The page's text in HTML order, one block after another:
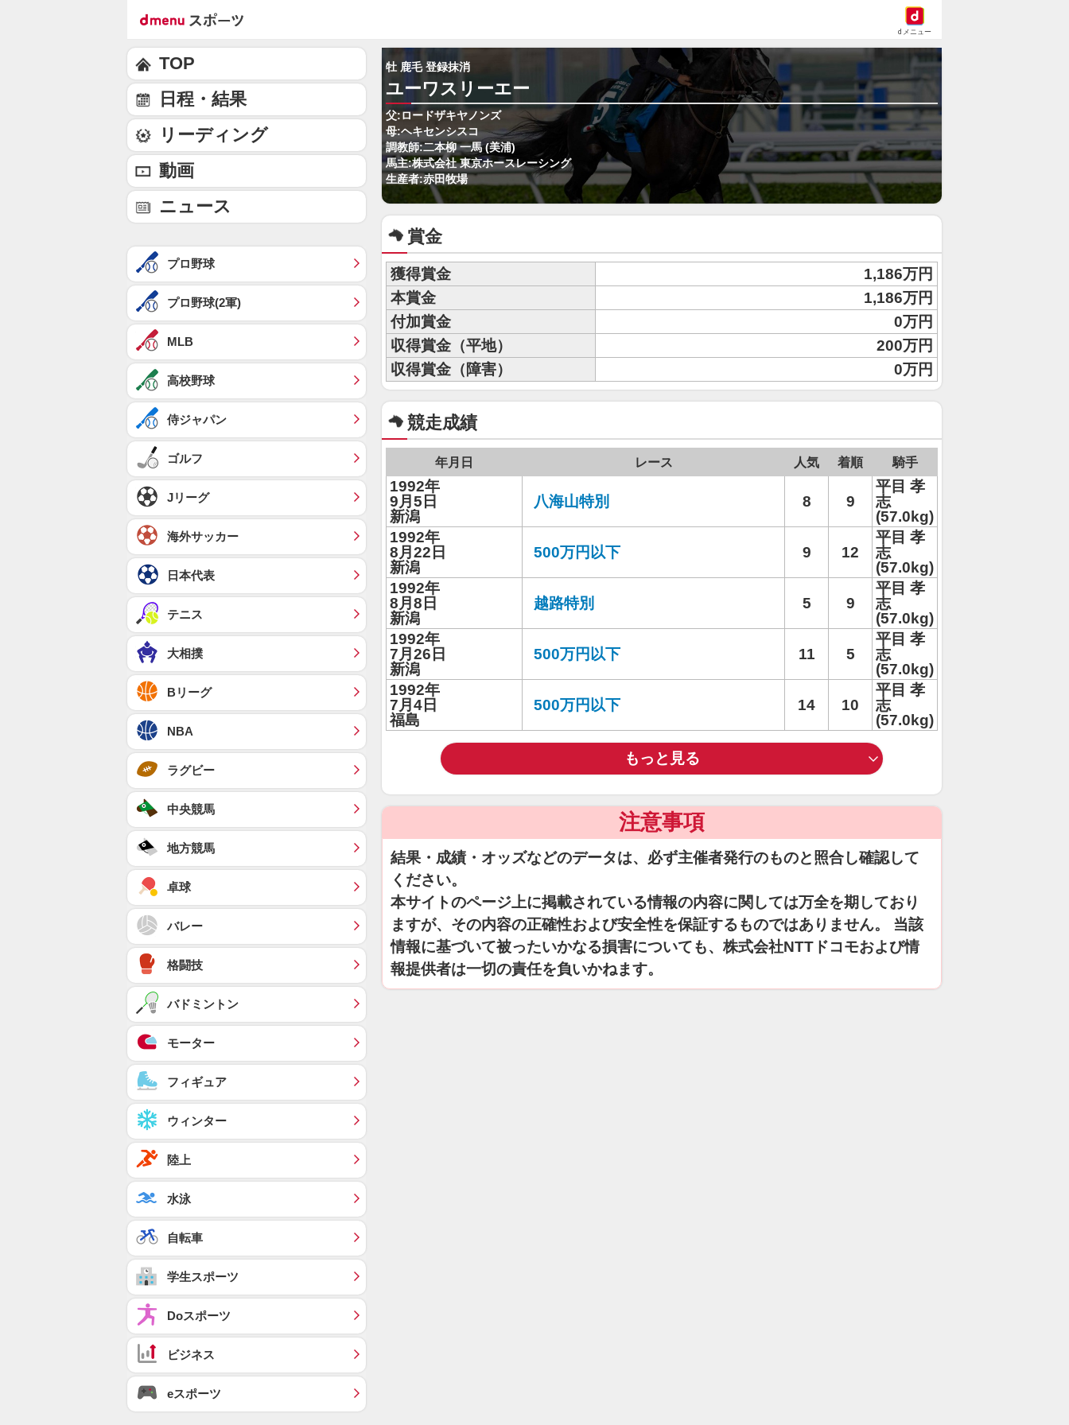
dメニュー
牡 鹿毛 登録抹消
ユーワスリーエー
父:ロードザキヤノンズ
母:ヘキセンシスコ
調教師:二本柳 一馬 (美浦)
馬主:株式会社 東京ホースレーシング
生産者:赤田牧場
賞金
獲得賞金
1,186万円
本賞金
1,186万円
付加賞金
0万円
収得賞金（平地）
200万円
収得賞金（障害）
0万円
競走成績
年月日 レース 人気 着順 騎手
1992年
9月5日
新潟
八海山特別 8 9
平目 孝
志
(57.0kg)
1992年
8月22日
新潟
500万円以下 9 12
平目 孝
志
(57.0kg)
1992年
8月8日
新潟
越路特別 5 9
平目 孝
志
(57.0kg)
1992年
7月26日
新潟
500万円以下 11 5
平目 孝
志
(57.0kg)
1992年
7月4日
福島
500万円以下 14 10
平目 孝
志
(57.0kg)
もっと見る
注意事項
結果・成績・オッズなどのデータは、必ず主催者発行のものと照合し確認して
ください。
本サイトのページ上に掲載されている情報の内容に関しては万全を期しており
ますが、その内容の正確性および安全性を保証するものではありません。 当該
情報に基づいて被ったいかなる損害についても、株式会社NTTドコモおよび情
報提供者は一切の責任を負いかねます。
TOP
日程・結果
リーディング
動画
ニュース
プロ野球
プロ野球(2軍)
MLB
高校野球
侍ジャパン
ゴルフ
Jリーグ
海外サッカー
日本代表
テニス
大相撲
Bリーグ
NBA
ラグビー
中央競馬
地方競馬
卓球
バレー
格闘技
バドミントン
モーター
フィギュア
ウィンター
陸上
水泳
自転車
学生スポーツ
Doスポーツ
ビジネス
eスポーツ